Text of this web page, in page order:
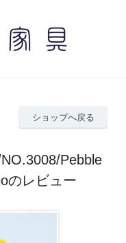
ショップへ戻る
Pebble
のレビュー